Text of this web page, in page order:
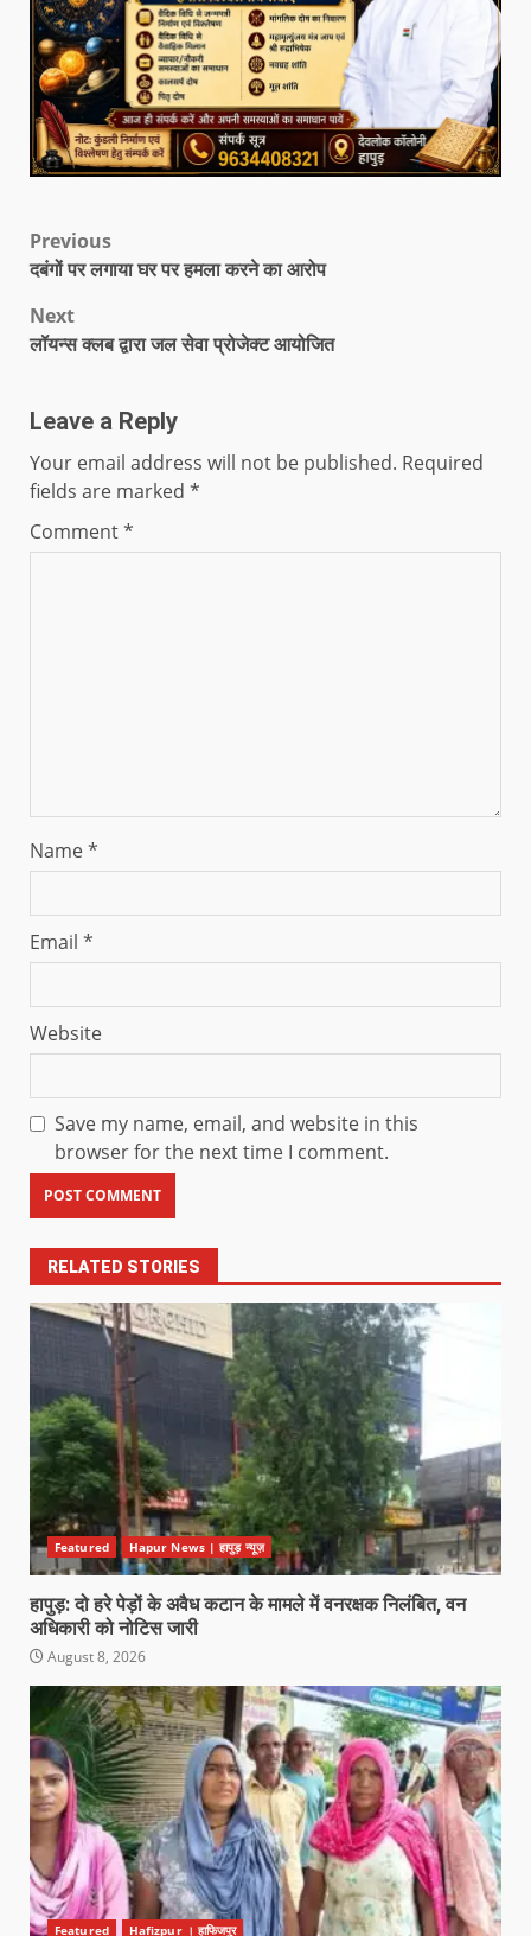
Previous
दबंगों पर लगाया घर पर हमला करने का आरोप
Next
लॉयन्स क्लब द्वारा जल सेवा प्रोजेक्ट आयोजित
Leave a Reply
Your email address will not be published. Required
fields are marked *
Comment*
Name*
Email *
Website
Save my name, email, and website in this
browser for the next time I comment.
RELATED STORIES
Featured Hapur News | हापुड़ न्यूज़
हापुड़: दो हरे पेड़ों के अवैध कटान के मामले में वनरक्षक निलंबित, वन
अधिकारी को नोटिस जारी
August 8, 2026
Featured Hafizpur । हाफिजपुर